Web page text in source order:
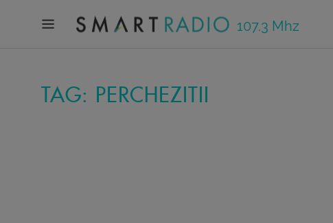
107.3 Mhz
TAG: PERCHEZITII